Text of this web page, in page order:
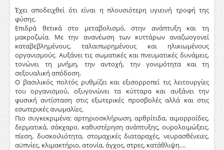
Έχει αποδειχθεί ότι είναι η πλουσιότερη υγιεινή τροφή της
φύσης.
Επιδρά θετικά στο μεταβολισμό, στην ανάπτυξη και τη
μακροζωία. Με την ανανέωση των κυττάρων αναζωογονεί
καταβεβλημένους, ταλαιπωρημένους και ηλικιωμένους
οργανισμούς. Αυξάνει τις σωματικές και πνευματικές δυνάμεις,
τονώνει τη μνήμη, την αντοχή, την γονιμότητα και τη
σεξουαλική απόδοση.
Ο βασιλικός πολτός ρυθμίζει και εξισορροπεί τις λειτουργίες
του οργανισμού, οξυγονώνει τα κύτταρα και αυξάνει την
φυσική αντίσταση στις εξωτερικές προσβολές αλλά και στις
εσωτερικές ανωμαλίες.
Πιο συγκεκριμένα: αρτηριοσκλήρωση, αρθρίτιδα, αιμορροΐδες,
δερματικά, σάκχαρο, καθυστέρηση ανάπτυξης, ουρολοιμώξεις,
πίεση, δυσκοιλιότητα, στομαχικές διαταραχές, νευρασθένειες,
αϋπνίες, κλιμακτήριο, ατονία, άγχος, στρες, κατάθλιψη....